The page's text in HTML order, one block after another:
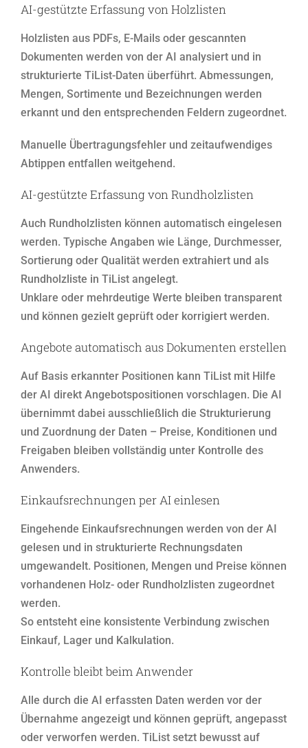
AI-gestützte Erfassung von Holzlisten
Holzlisten aus PDFs, E-Mails oder gescannten
Dokumenten werden von der AI analysiert und in
strukturierte TiList-Daten überführt. Abmessungen,
Mengen, Sortimente und Bezeichnungen werden
erkannt und den entsprechenden Feldern zugeordnet.
Manuelle Übertragungsfehler und zeitaufwendiges
Abtippen entfallen weitgehend.
AI-gestützte Erfassung von Rundholzlisten
Auch Rundholzlisten können automatisch eingelesen
werden. Typische Angaben wie Länge, Durchmesser,
Sortierung oder Qualität werden extrahiert und als
Rundholzliste in TiList angelegt.
Unklare oder mehrdeutige Werte bleiben transparent
und können gezielt geprüft oder korrigiert werden.
Angebote automatisch aus Dokumenten erstellen
Auf Basis erkannter Positionen kann TiList mit Hilfe
der AI direkt Angebotspositionen vorschlagen. Die AI
übernimmt dabei ausschließlich die Strukturierung
und Zuordnung der Daten – Preise, Konditionen und
Freigaben bleiben vollständig unter Kontrolle des
Anwenders.
Einkaufsrechnungen per AI einlesen
Eingehende Einkaufsrechnungen werden von der AI
gelesen und in strukturierte Rechnungsdaten
umgewandelt. Positionen, Mengen und Preise können
vorhandenen Holz- oder Rundholzlisten zugeordnet
werden.
So entsteht eine konsistente Verbindung zwischen
Einkauf, Lager und Kalkulation.
Kontrolle bleibt beim Anwender
Alle durch die AI erfassten Daten werden vor der
Übernahme angezeigt und können geprüft, angepasst
oder verworfen werden. TiList setzt bewusst auf